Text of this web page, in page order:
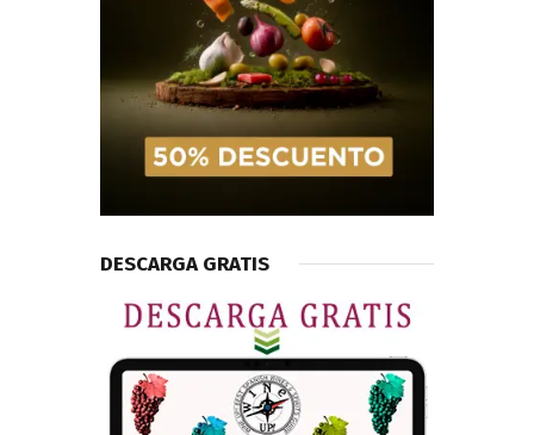
DESCARGA GRATIS